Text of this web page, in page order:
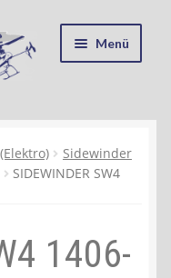
Menü
Sidewinder
SIDEWINDER SW4
1406-